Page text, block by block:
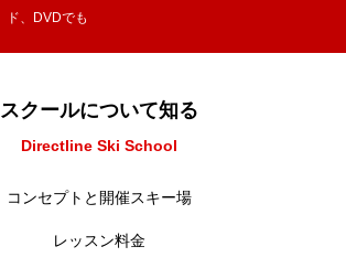
ド、DVDでも
スクールについて知る
Directline Ski School
コンセプトと開催スキー場
レッスン料金